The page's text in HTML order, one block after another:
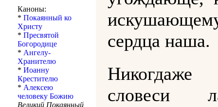
Каноны:
* Покаянный ко
Христу
* Пресвятой
Богородице
* Ангелу-
Хранителю
* Иоанну
Крестителю
* Алексею
человеку Божию
Великий Покаянный
сердца наша.
словеси